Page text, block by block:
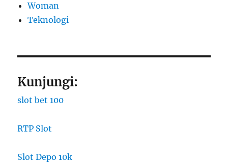
Woman
​Teknologi
Kunjungi:
slot bet 100
RTP Slot
Slot Depo 10k